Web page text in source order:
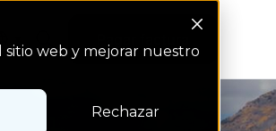
sitio web y mejorar nuestro
Rechazar
Pagar factura